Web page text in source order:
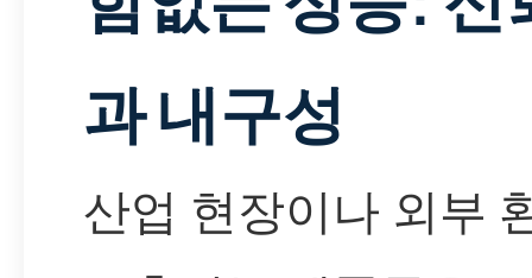
과 내구성
산업 현장이나 외부